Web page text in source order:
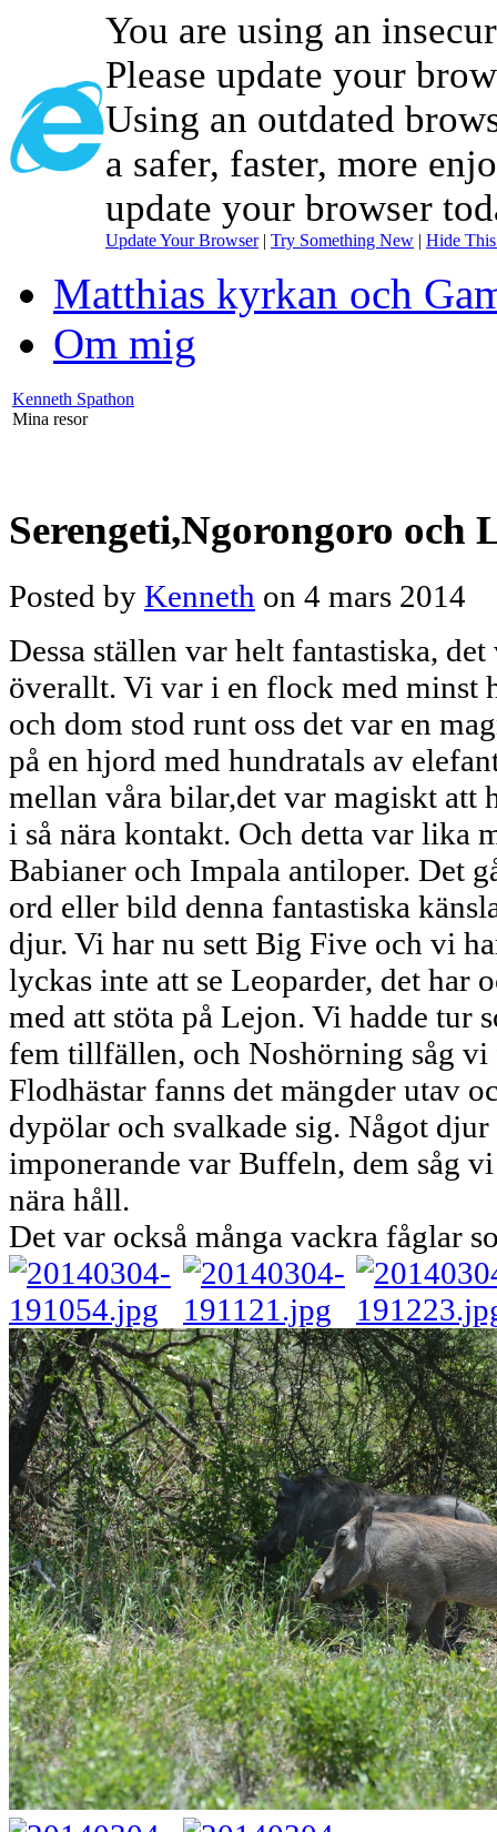
You are using an
Please update your
Using an outdated
a safer, faster, more
update your browser
Update Your Browser| Try Something New | Hide
Matthias kyrkan och
Om mig
Kenneth Spathon
Mina resor
Serengeti,Ngorongoro och
Posted by Kenneth on 4 mars 2014
Dessa ställen var helt fantastiska,
överallt. Vi var i en flock med minst
och dom stod runt oss det var en
på en hjord med hundratals av
mellan våra bilar,det var magiskt att
i så nära kontakt. Och detta var lika
Babianer och Impala antiloper. Det
ord eller bild denna fantastiska
djur. Vi har nu sett Big Five och vi
lyckas inte att se Leoparder, det
med att stöta på Lejon. Vi hadde tur
fem tillfällen, och Noshörning såg
Flodhästar fanns det mängder utav
dypölar och svalkade sig. Något djur
imponerande var Buffeln, dem såg
nära håll.
Det var också många vackra fåglar